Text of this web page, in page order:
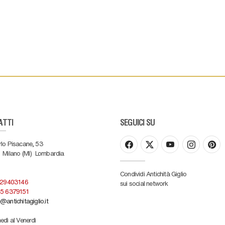
Pisacane, 53
Milano (MI) Lombardia
6379151
al Venerdì
SEGUICI SU
Condividi Antichità Giglio
sui social network